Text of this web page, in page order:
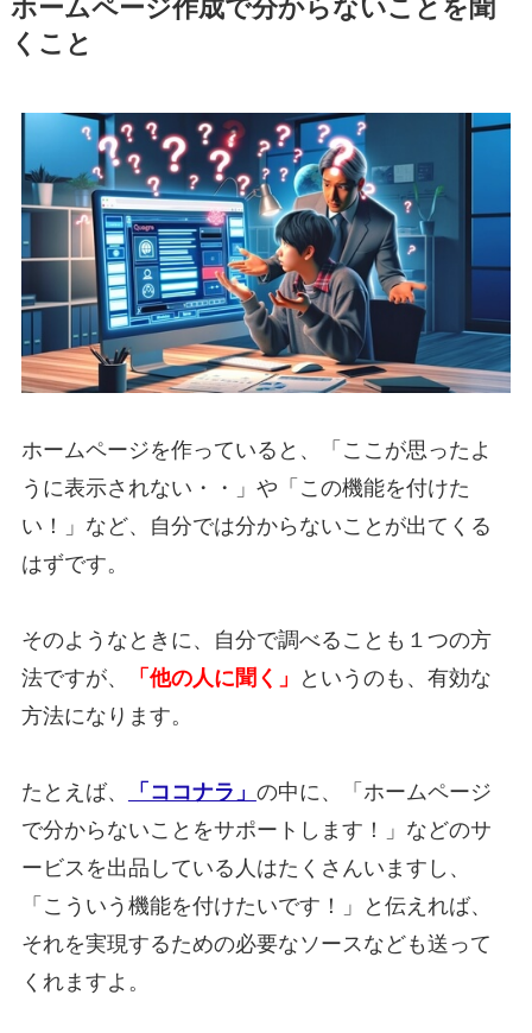
ホームページ作成で分からないことを聞
くこと
ホームページを作っていると、「ここが思ったよ
うに表示されない・・」や「この機能を付けた
い！」など、自分では分からないことが出てくる
はずです。
そのようなときに、自分で調べることも１つの方
法ですが、
「他の人に聞く」
というのも、有効な
方法になります。
たとえば、 「ココナラ」 の中に、「ホームページ
で分からないことをサポートします！」などのサ
ービスを出品している人はたくさんいますし、
「こういう機能を付けたいです！」と伝えれば、
それを実現するための必要なソースなども送って
くれますよ。